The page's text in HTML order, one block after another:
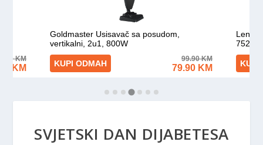
SVJETSKI DAN DIJABETESA